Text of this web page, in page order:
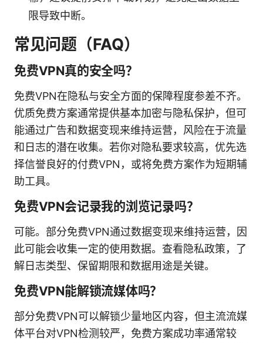
限导致中断。
常见问题（FAQ）
免费VPN真的安全吗？
免费VPN在隐私与安全方面的保障程度参差不齐。
优质免费方案通常提供基本加密与隐私保护，但可
能通过广告和数据变现来维持运营，风险在于流量
和日志的潜在收集。若你对隐私要求较高，优先选
择信誉良好的付费VPN，或将免费方案作为短期辅
助工具。
免费VPN会记录我的浏览记录吗？
可能。部分免费VPN通过数据变现来维持运营，因
此可能会收集一定的使用数据。查看隐私政策，了
解日志类型、保留期限和数据用途是关键。
免费VPN能解锁流媒体吗？
部分免费VPN可以解锁少量地区内容，但主流流媒
体平台对VPN检测较严，免费方案成功率通常较